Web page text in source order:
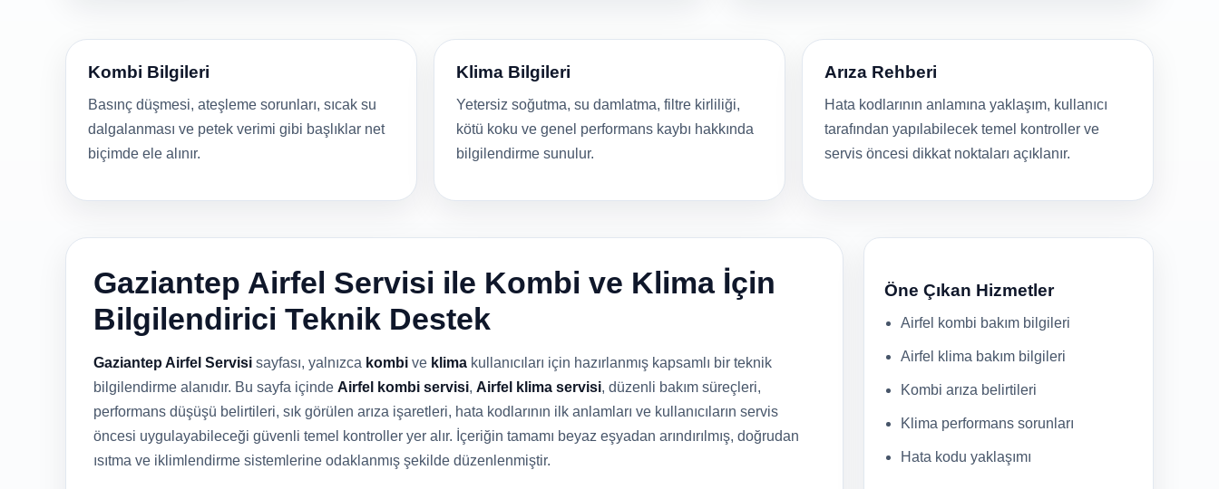
Kombi Bilgileri
Basınç düşmesi, ateşleme sorunları, sıcak su
dalgalanması ve petek verimi gibi başlıklar net
biçimde ele alınır.
Klima Bilgileri
Yetersiz soğutma, su damlatma, filtre kirliliği,
kötü koku ve genel performans kaybı hakkında
bilgilendirme sunulur.
Arıza Rehberi
Hata kodlarının anlamına yaklaşım, kullanıcı
tarafından yapılabilecek temel kontroller ve
servis öncesi dikkat noktaları açıklanır.
Gaziantep Airfel Servisi ile Kombi ve Klima İçin
Bilgilendirici Teknik Destek
Gaziantep Airfel Servisi sayfası, yalnızca kombi ve klima kullanıcıları için hazırlanmış kapsamlı bir teknik
bilgilendirme alanıdır. Bu sayfa içinde Airfel kombi servisi, Airfel klima servisi, düzenli bakım süreçleri,
performans düşüşü belirtileri, sık görülen arıza işaretleri, hata kodlarının ilk anlamları ve kullanıcıların servis
öncesi uygulayabileceği güvenli temel kontroller yer alır. İçeriğin tamamı beyaz eşyadan arındırılmış, doğrudan
ısıtma ve iklimlendirme sistemlerine odaklanmış şekilde düzenlenmiştir.
Öne Çıkan Hizmetler
Airfel kombi bakım bilgileri
Airfel klima bakım bilgileri
Kombi arıza belirtileri
Klima performans sorunları
Hata kodu yaklaşımı